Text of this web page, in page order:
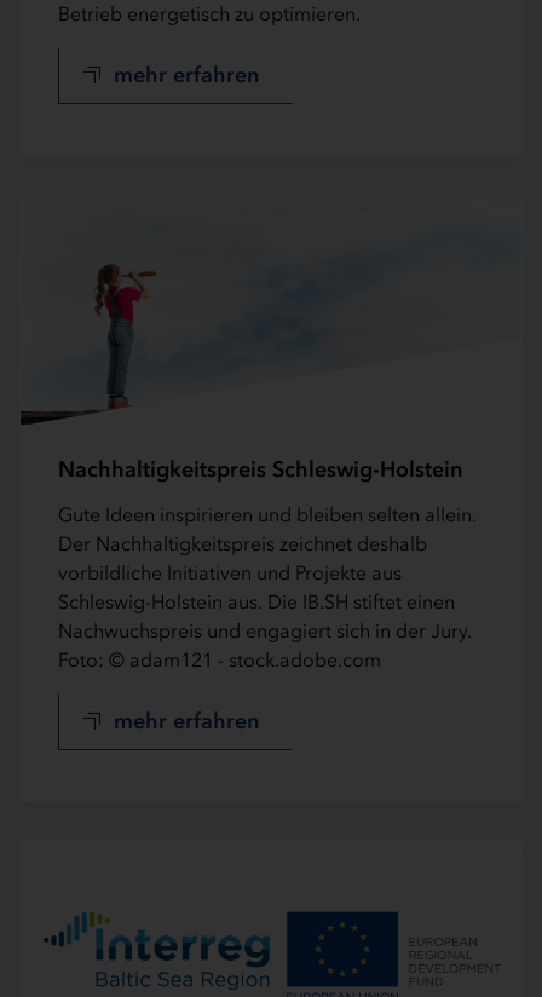
Betrieb energetisch zu optimieren.
mehr erfahren
Nachhaltigkeitspreis Schleswig-Holstein
Gute Ideen inspirieren und bleiben selten allein.
Der Nachhaltigkeitspreis zeichnet deshalb
vorbildliche Initiativen und Projekte aus
Schleswig-Holstein aus. Die IB.SH stiftet einen
Nachwuchspreis und engagiert sich in der Jury.
Foto: © adam121 - stock.adobe.com
mehr erfahren